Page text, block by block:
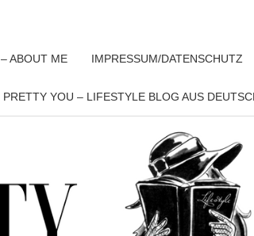
ABOUT ME IMPRESSUM/DATENSCHUTZ
YOU – LIFESTYLE BLOG AUS